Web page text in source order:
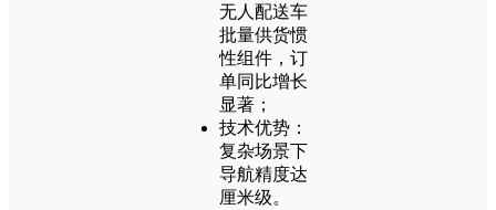
无人配送车
批量供货惯
性组件，订
单同比增长
显著；
技术优势：
复杂场景下
导航精度达
厘米级。